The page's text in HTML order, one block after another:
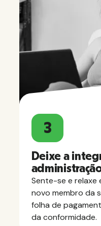
3
Deixe a
Sente-se e relaxe
novo membro da
folha de
da conformidade.